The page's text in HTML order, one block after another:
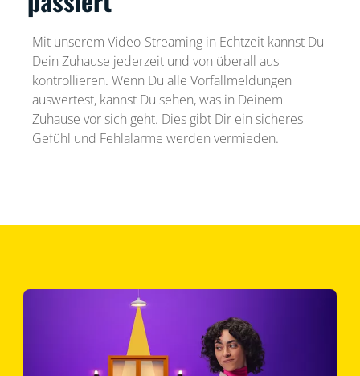
Mit unserem Video-Streaming in Echtzeit kannst Du
Dein Zuhause jederzeit und von überall aus
kontrollieren. Wenn Du alle Vorfallmeldungen
auswertest, kannst Du sehen, was in Deinem
Zuhause vor sich geht. Dies gibt Dir ein sicheres
Gefühl und Fehlalarme werden vermieden.